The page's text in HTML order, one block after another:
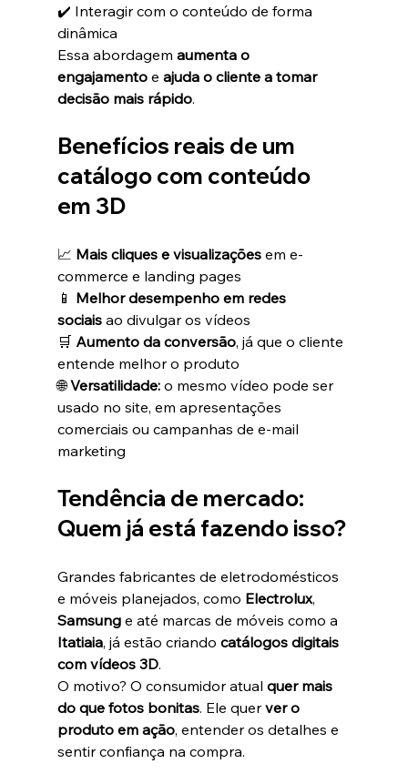
✔️ Interagir com o conteúdo de forma
dinâmica
Essa abordagem aumenta o
engajamento e ajuda o cliente a tomar
decisão mais rápido.
Benefícios reais de um
catálogo com conteúdo
em 3D
📈 Mais cliques e visualizações em e-
commerce e landing pages
📱 Melhor desempenho em redes
sociais ao divulgar os vídeos
🛒 Aumento da conversão, já que o cliente
entende melhor o produto
🌐 Versatilidade: o mesmo vídeo pode ser
usado no site, em apresentações
comerciais ou campanhas de e-mail
marketing
Tendência de mercado:
Quem já está fazendo isso?
Grandes fabricantes de eletrodomésticos
e móveis planejados, como Electrolux,
Samsung e até marcas de móveis como a
Itatiaia, já estão criando catálogos digitais
com vídeos 3D.
O motivo? O consumidor atual quer mais
do que fotos bonitas. Ele quer ver o
produto em ação, entender os detalhes e
sentir confiança na compra.